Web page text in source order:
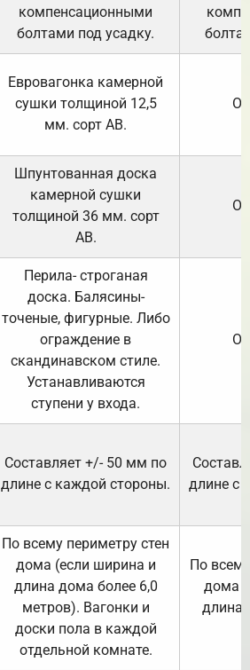
компенсационными
болтами под усадку.
Евровагонка камерной
сушки толщиной 12,5
мм. сорт АВ.
Шпунтованная доска
камерной сушки
толщиной 36 мм. сорт
АВ.
Перила- строганая
доска. Балясины-
точеные, фигурные. Либо
ограждение в
скандинавском стиле.
Устанавливаются
ступени у входа.
Составляет +/- 50 мм по
длине с каждой стороны.
длине с
По всему периметру стен
дома (если ширина и
длина дома более 6,0
метров). Вагонки и
доски пола в каждой
отдельной комнате.
По
дома
длина